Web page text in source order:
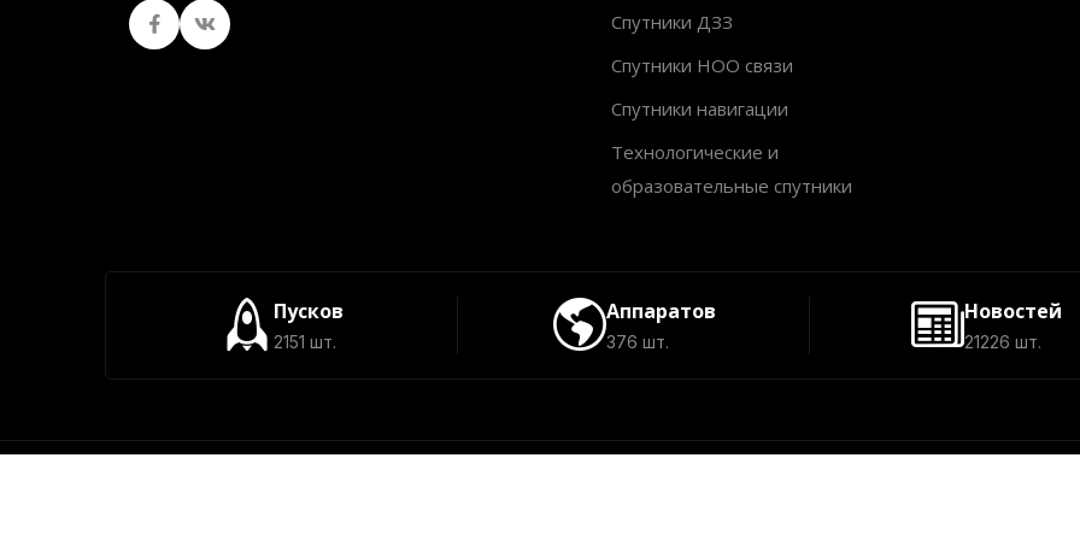
FacebookвКонтакте
Спутники ДЗЗ
Спутники НОО связи
Спутники навигации
Технологические и
образовательные спутники
Пусков
2151 шт.
Аппаратов
376 шт.
Новостей
21226 шт.